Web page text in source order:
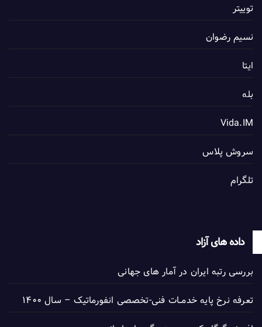
توییتر
نسیم رضوان
ایتا
بله
Vida.IM
سروش پلاس
تلگرام
داده های آزاد
بررسی رتبه ایران در آمار های جهانی
تعرفه نرخ پایه خدمــات فنی-تخصصی انفورماتیک – سال ۱۴۰۰